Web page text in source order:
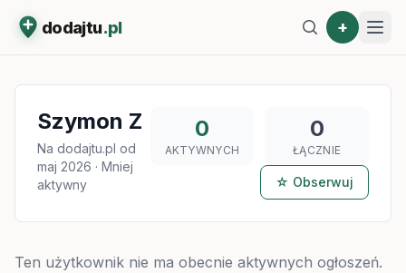
dodajtu.pl +
Szymon Z
Na dodajtu.pl od
maj 2026 · Mniej
aktywny
0
AKTYWNYCH
0
ŁĄCZNIE
☆ Obserwuj
Ten użytkownik nie ma obecnie aktywnych ogłoszeń.